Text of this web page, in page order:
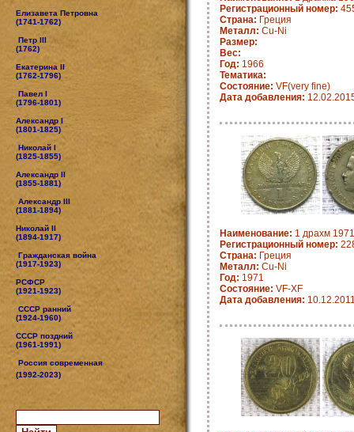
Елизавета Петровна
(1741-1762)
Петр III
(1762)
Екатерина II
(1762-1796)
Павел I
(1796-1801)
Александр I
(1801-1825)
Николай I
(1825-1855)
Александр II
(1855-1881)
Александр III
(1881-1894)
Николай II
(1894-1917)
Гражданская война
(1917-1923)
РСФСР
(1921-1923)
СССР ранний
(1924-1960)
СССР поздний
(1961-1991)
Россия современная
(1992-2023)
Регистрационный номер:
Страна: Греция
Металл: Cu-Ni
Размер:
Вес:
Год: 1966
Тематика:
Состояние: VF(very fine)
Дата добавления:
Наименование: 1 драхм
Регистрационный номер:
Страна: Греция
Металл: Cu-Ni
Год: 1971
Состояние: VF-XF
Дата добавления: